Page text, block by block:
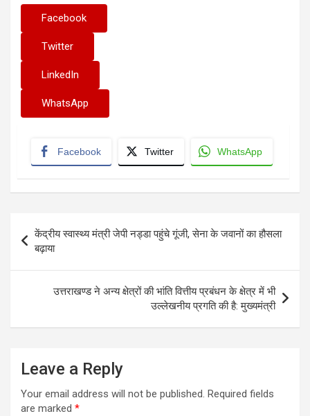
Facebook
Twitter
LinkedIn
WhatsApp
Facebook Twitter WhatsApp
Post
navigation
केंद्रीय स्वास्थ्य मंत्री जेपी नड्डा पहुंचे गूंजी, सेना के जवानों का हौसला
बढ़ाया
उत्तराखण्ड ने अन्य क्षेत्रों की भांति वित्तीय प्रबंधन के क्षेत्र में भी
उल्लेखनीय प्रगति की है: मुख्यमंत्री
Leave a Reply
Your email address will not be published. Required fields
are marked *